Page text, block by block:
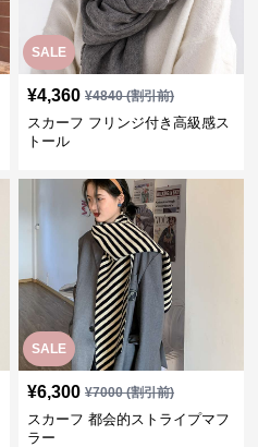
SALE
¥4,360 ¥4840(割引前)
スカーフ フリンジ付き高級感ス
トール
SALE
¥6,300 ¥7000(割引前)
スカーフ 都会的ストライプマフ
ラー